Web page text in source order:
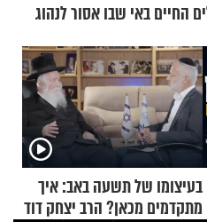
החיים באי שבו אסור לנהוג
בעיצומו של תשעה באב: איך
מתקדמים מכאן? הרב יצחק דוד